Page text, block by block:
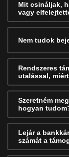
Mit csináljak,
vagy
Nem tudok
Rendszeres
utalással,
Szeretném
hogyan
Lejár a
számát a